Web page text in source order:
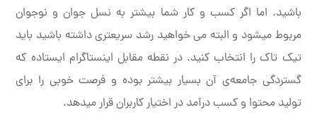
باشید. اما اگر کسب و کار شما بیشتر به نسل جوان و نوجوان
مربوط میشود و البته می خواهید رشد سریعتری داشته باشید باید
تیک تاک را انتخاب کنید. در نقطه مقابل اینستاگرام ایستاده که
گستردگی جامعه‌ی آن بسیار بیشتر بوده و فرصت خوبی را برای
تولید محتوا و کسب درآمد در اختیار کاربران قرار میدهد.